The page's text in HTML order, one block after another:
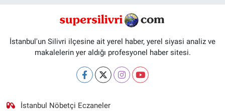
İstanbul'un Silivri ilçesine ait yerel haber, yerel siyasi analiz ve
makalelerin yer aldığı profesyonel haber sitesi.
İstanbul Nöbetçi Eczaneler